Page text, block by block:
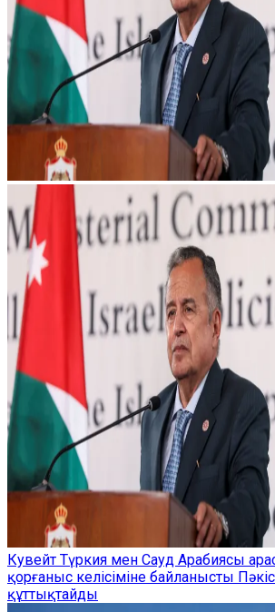
Кувейт Түркия мен Сауд Арабиясы
қорғаныс келісіміне байланысты
құттықтайды